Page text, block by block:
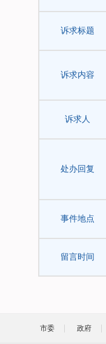
诉求标题
诉求内容
诉求人
处办回复
事件地点
留言时间
市委 政府